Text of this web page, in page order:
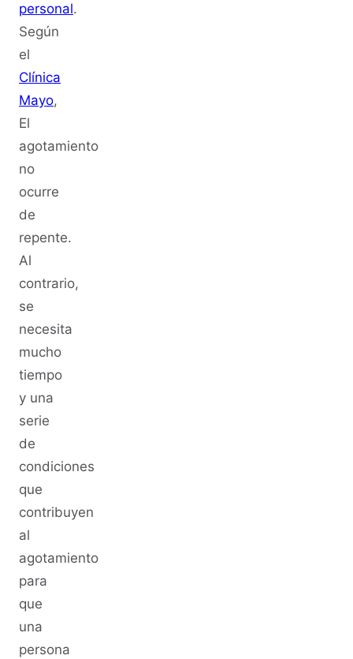
personal.
Según
el
Clínica
Mayo,
El
agotamiento
no
ocurre
de
repente.
Al
contrario,
se
necesita
mucho
tiempo
y una
serie
de
condiciones
que
contribuyen
al
agotamiento
para
que
una
persona